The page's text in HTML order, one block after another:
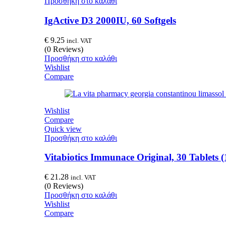
IgActive D3 2000IU, 60 Softgels
€ 9.25 incl. VAT
(0 Reviews)
Προσθήκη στο καλάθι
Wishlist
Compare
Wishlist
Compare
Quick view
Προσθήκη στο καλάθι
Vitabiotics Immunace Original, 30 Tablets
€ 21.28 incl. VAT
(0 Reviews)
Προσθήκη στο καλάθι
Wishlist
Compare